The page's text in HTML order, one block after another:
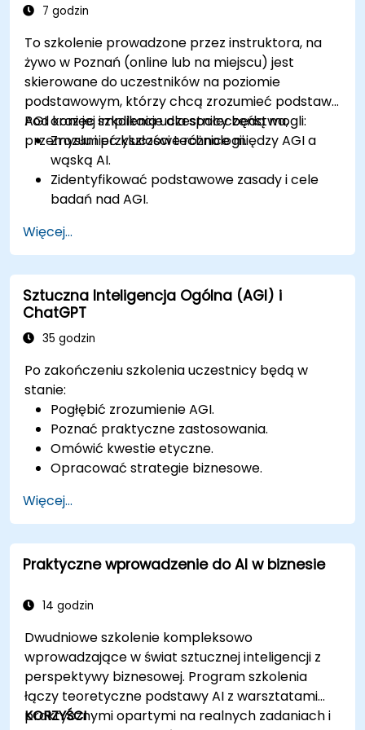
7 godzin
To szkolenie prowadzone przez instruktora, na
żywo w Poznań (online lub na miejscu) jest
skierowane do uczestników na poziomie
podstawowym, którzy chcą zrozumieć podstawy
AGI oraz jej implikacje dla społeczeństwa,
przemysłu i przyszłości technologii.
Pod koniec szkolenia uczestnicy będą mogli:
Zrozumieć kluczowe różnice między AGI a
wąską AI.
Zidentyfikować podstawowe zasady i cele
badań nad AGI.
rozwoju AGI.
Poznać potencjalne zastosowania i wyzwania
związane z systemami AGI.
Więcej...
Sztuczna Inteligencja Ogólna (AGI) i
ChatGPT
35 godzin
Po zakończeniu szkolenia uczestnicy będą w
stanie:
Pogłębić zrozumienie AGI.
Poznać praktyczne zastosowania.
Omówić kwestie etyczne.
Opracować strategie biznesowe.
Zachęcić do interaktywnego uczenia się.
Więcej...
Praktyczne wprowadzenie do AI w biznesie
14 godzin
Dwudniowe szkolenie kompleksowo
wprowadzające w świat sztucznej inteligencji z
perspektywy biznesowej. Program szkolenia
łączy teoretyczne podstawy AI z warsztatami
praktycznymi opartymi na realnych zadaniach i
KORZYŚCI